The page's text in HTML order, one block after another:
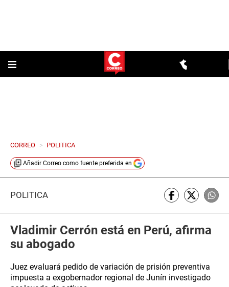
CORREO > POLITICA
Añadir Correo como fuente preferida en
POLÍTICA
Vladimir Cerrón está en Perú, afirma
su abogado
Juez evaluará pedido de variación de prisión preventiva
impuesta a exgobernador regional de Junín investigado